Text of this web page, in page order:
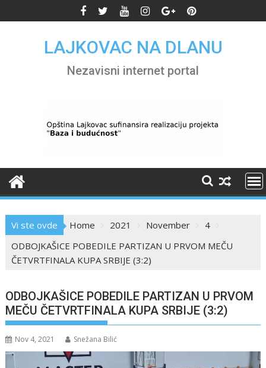
to
LAJKOVAC NA DLANU
Nezavisni internet portal
Vi ste ovde Home 2021 November
4
ODBOJKAŠICE POBEDILE PARTIZAN U PRVOM MEČU
ČETVRTFINALA KUPA SRBIJE (3:2)
ODBOJKAŠICE POBEDILE PARTIZAN U PRVOM
MEČU ČETVRTFINALA KUPA SRBIJE (3:2)
Nov 4, 2021 Snežana Bilić